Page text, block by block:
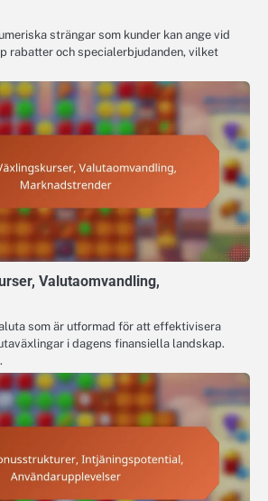
strängar som kunder kan ange vid
rabatter och specialerbjudanden, vilket
Valutaomvandling,
som är utformad för att effektivisera
i dagens finansiella landskap.